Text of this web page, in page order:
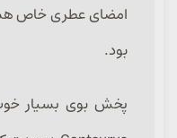
امضای عطری خاص
بود.
پخش بوی بسیار